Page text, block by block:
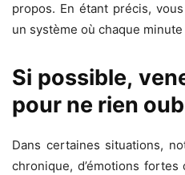
propos. En étant précis,
un système où chaque
Si possible,
pour ne rien
Dans certaines situations,
chronique, d’émotions